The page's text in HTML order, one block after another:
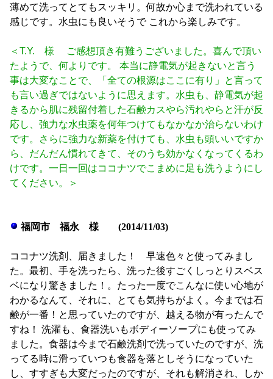
薄めて洗ってとてもスッキリ。何故か心まで洗われている
感じです。水虫にも良いそうで これから楽しみです。
＜T.Y. 様 ご感想頂き有難うございました。喜んで頂い
たようで、何よりです。 本当に静電気が起きないと言う
事は大変なことで、「全ての根源はここに有り」と言って
も言い過ぎではないように思えます。水虫も、静電気が起
きるから肌に残留付着した石鹸カスやら汚れやらと汗が反
応し、強力な水虫薬を何年つけてもなかなか治らないわけ
です。さらに強力な新薬を付けても、水虫も頭いいですか
ら、だんだん慣れてきて、そのうち効かなくなってくるわ
けです。一日一回はココナツでこまめに足も洗うようにし
てください。＞
福岡市 福永 様 (2014/11/03)
ココナツ洗剤、届きました！ 早速色々と使ってみまし
た。最初、手を洗ったら、洗った後すごくしっとりスベス
ベになり驚きました！。たった一度でこんなに使い心地が
わかるなんて、それに、とても気持ちがよく。今までは石
鹸が一番！と思っていたのですが、越える物が有ったんで
すね！ 洗濯も、食器洗いもボディーソープにも使ってみ
ました。食器は今まで石鹸洗剤で洗っていたのですが、洗
ってる時に滑っていつも食器を落としそうになっていた
し、すすぎも大変だったのですが、それも解消され、しか